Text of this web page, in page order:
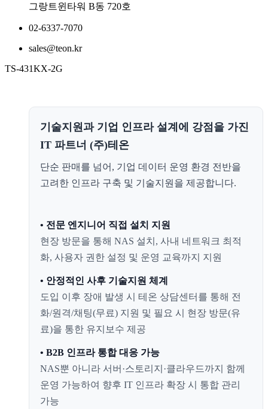
그랑트윈타워 B동 720호
02-6337-7070
sales@teon.kr
TS-431KX-2G
기술지원과 기업 인프라 설계에 강점을 가진
IT 파트너 (주)테온
단순 판매를 넘어, 기업 데이터 운영 환경 전반을
고려한 인프라 구축 및 기술지원을 제공합니다.
• 전문 엔지니어 직접 설치 지원
현장 방문을 통해 NAS 설치, 사내 네트워크 최적
화, 사용자 권한 설정 및 운영 교육까지 지원
• 안정적인 사후 기술지원 체계
도입 이후 장애 발생 시 테온 상담센터를 통해 전
화/원격/채팅(무료) 지원 및 필요 시 현장 방문(유
료)을 통한 유지보수 제공
• B2B 인프라 통합 대응 가능
NAS뿐 아니라 서버·스토리지·클라우드까지 함께
운영 가능하여 향후 IT 인프라 확장 시 통합 관리
가능